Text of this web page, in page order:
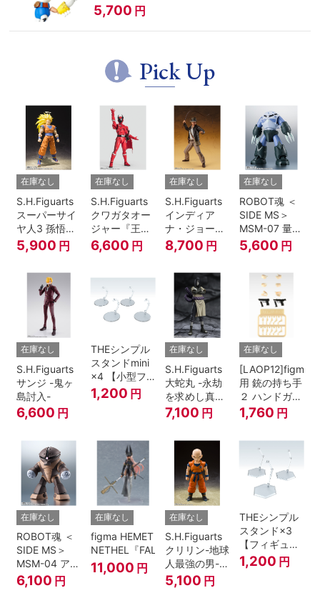
5,700 円
Pick Up
在庫なし
S.H.Figuarts
スーパーサイ
ヤ人3 孫悟空
『ドラゴンボ
ールZ』
5,900 円
在庫なし
S.H.Figuarts
クワガタオー
ジャー『王様
戦隊キングオ
ージャー』
6,600 円
在庫なし
S.H.Figuarts
インディア
ナ・ジョーン
ズ（レイダー
ス/失われたア
櫃》）
8,700 円
在庫なし
ROBOT魂 ＜
SIDE MS＞
MSM-07 量産
型ズゴック
ver.
5,600 円
在庫なし
S.H.Figuarts
サンジ -鬼ヶ
島討入-
6,600 円
THEシンプル
スタンドmini
×4 【小型フ
ィギュア＆デ
ィフォルメフ
1,200 円
在庫なし
S.H.Figuarts
大蛇丸 -永劫
を求めし真理
の探究者-
『NARUTO-
7,100 円
在庫なし
[LAOP12]figma
用 銃の持ち手
２ ハンドガン
セット
1,760 円
在庫なし
ROBOT魂 ＜
SIDE MS＞
MSM-04 アッ
ガイ ver.
A.N.I.M.E.
6,100 円
在庫なし
figma HEMET
NETHEL『FALSLANDER』
11,000 円
在庫なし
S.H.Figuarts
クリリン-地球
人最強の男-
『ドラゴンボ
ールＺ』
5,100 円
THEシンプル
スタンド×3
【フィギュア
＆模型用】
〈HEX〉タイ
1,200 円